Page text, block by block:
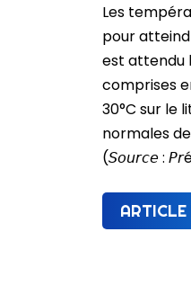
Les
pour
est attendu
comprises
30°C sur le
normales
(𝘚𝘰𝘶𝘳𝘤𝘦 :
ARTICLE